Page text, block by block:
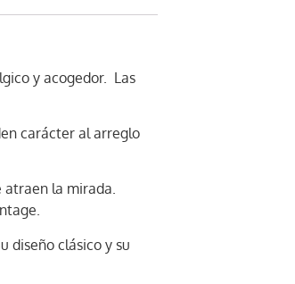
y acogedor. Las
carácter al arreglo
atraen la mirada.
diseño clásico y su